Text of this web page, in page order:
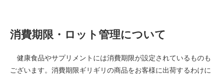
消費期限・ロット管理について
健康食品やサプリメントには消費期限が設定されているものも
ございます。消費期限ギリギリの商品をお客様に出荷するわけに